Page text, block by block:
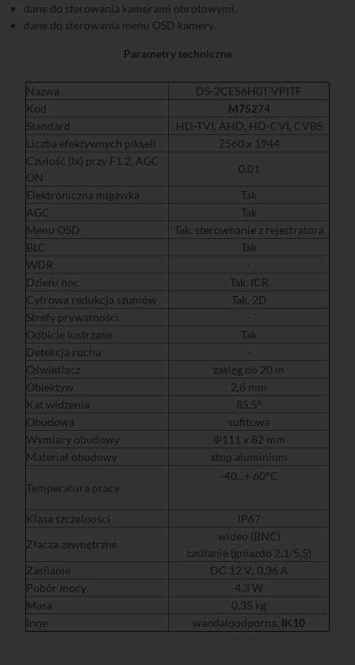
dane do sterowania kamerami obrotowymi,
dane do sterowania menu OSD kamery.
Parametry techniczne
Nazwa
DS-2CE56H0T-VPITF
Kod
M75274
Standard
HD-TVI, AHD, HD-CVI, CVBS
Liczba efektywnych pikseli
2560 x 1944
Czułość (lx) przy F1.2, AGC
ON
0,01
Elektroniczna migawka
Tak
AGC
Tak
Menu OSD
Tak, sterownanie z rejestratora
BLC
Tak
WDR
-
Dzień/ noc
Tak, ICR
Cyfrowa redukcja szumów
Tak, 2D
Strefy prywatności
-
Odbicie lustrzane
Tak
Detekcja ruchu
-
Oświetlacz
zasięg do 20 m
Obiektyw
2,8 mm
Kąt widzenia
85,5°
Obudowa
sufitowa
Wymiary obudowy
Φ111 x 82 mm
Materiał obudowy
stop aluminium
Temperatura pracy
-40...+ 60°C
Klasa szczelności
IP67
Złącza zewnętrzne
wideo (BNC)
zasilanie (gniazdo 2,1/5,5)
Zasilanie
DC 12 V; 0,36 A
Pobór mocy
4,3 W
Masa
0,35 kg
Inne
wandaloodporna, IK10